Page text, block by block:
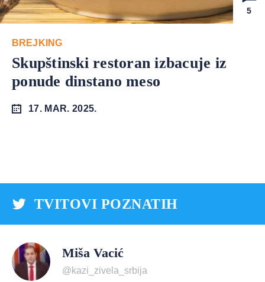
5
BREJKING
Skupštinski restoran izbacuje iz
ponude dinstano meso
17. MAR. 2025.
TVITOVI POZNATIH
Miša Vacić
@kazi_zivela_srbija